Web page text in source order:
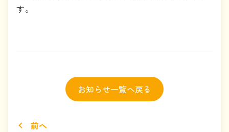
す。
お知らせ一覧へ戻る
前へ